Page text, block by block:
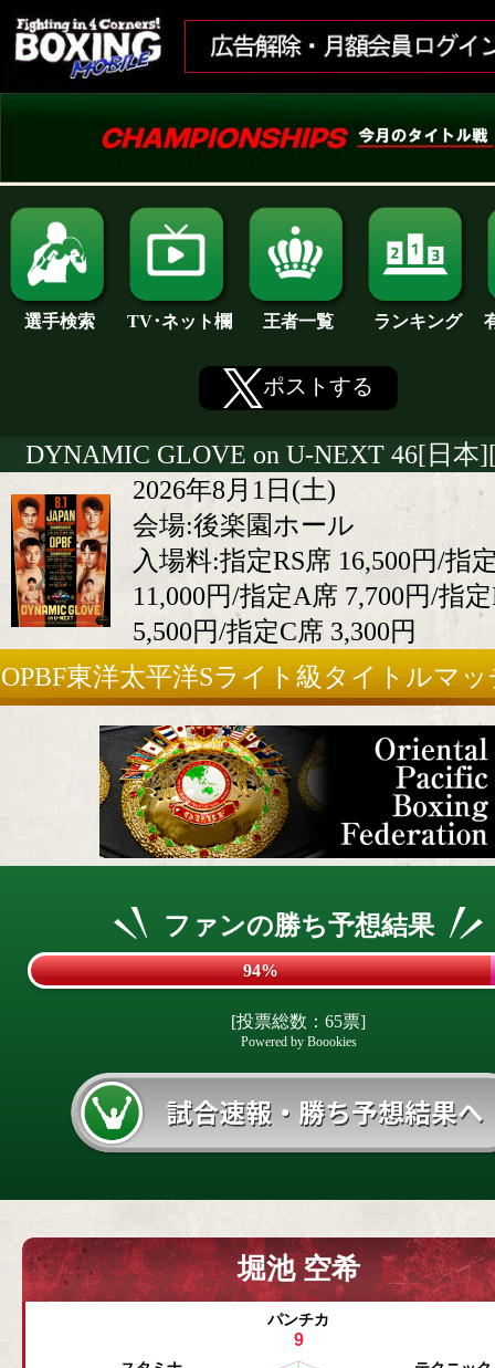
選手検索 TV･ネット欄 王者一覧 ランキング
ポストする
DYNAMIC GLOVE on U-NEXT 46[日本
2026年8月1日(土)
会場:後楽園ホール
入場料:指定RS席 16,500円/指
11,000円/指定A席 7,700円/指
5,500円/指定C席 3,300円
OPBF東洋太平洋Sライト級タイトルマッ
ファンの勝ち予想結果
94%
[投票総数：65票]
Powered by Boookies
堀池 空希